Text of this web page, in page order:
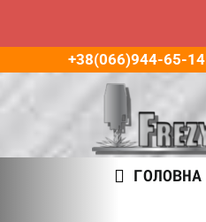
Пропустити
контенту
+38(066)944-65-
ГОЛОВНА